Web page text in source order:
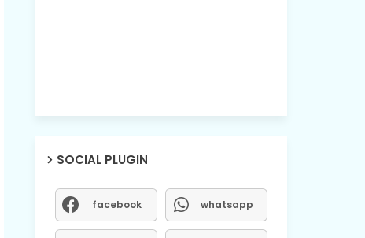
SOCIAL PLUGIN
facebook whatsapp